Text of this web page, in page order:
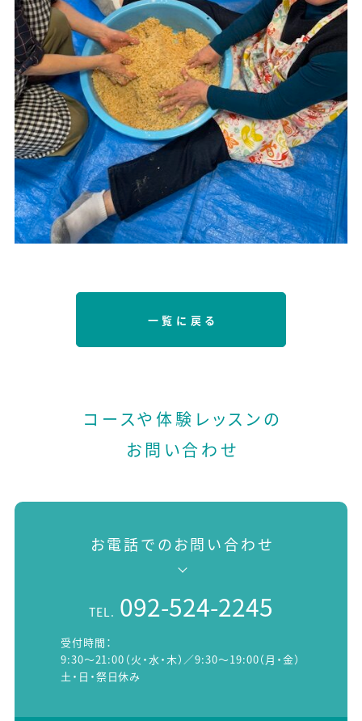
一覧に戻る
コースや体験レッスンの
お問い合わせ
お電話でのお問い合わせ
TEL. 092-524-2245
受付時間：
9:30～21:00（火・水・木）／9:30～19:00（月・金）
土・日・祭日休み